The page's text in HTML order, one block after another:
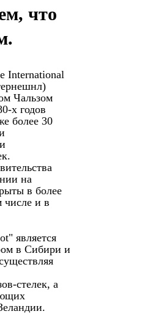
что
International
Чальзом
х годов
более 30
на
в более
числе и в
является
в Сибири и
стелек, а